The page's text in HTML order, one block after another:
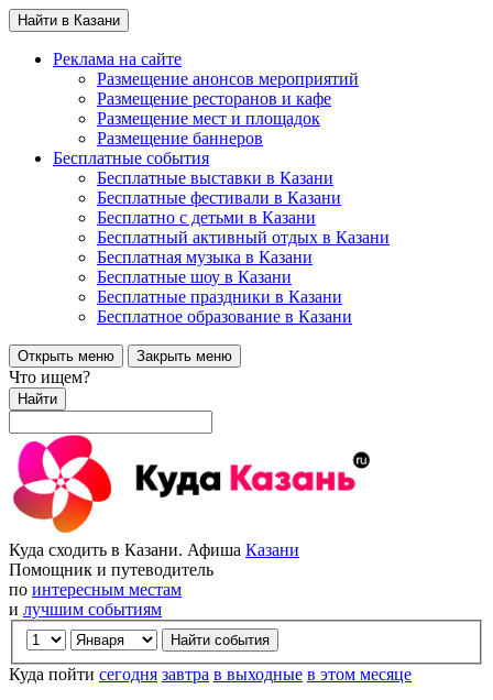
Найти в Казани
Реклама на сайте
Размещение анонсов мероприятий
Размещение ресторанов и кафе
Размещение мест и площадок
Размещение баннеров
Бесплатные события
Бесплатные выставки в Казани
Бесплатные фестивали в Казани
Бесплатно с детьми в Казани
Бесплатный активный отдых в Казани
Бесплатная музыка в Казани
Бесплатные шоу в Казани
Бесплатные праздники в Казани
Бесплатное образование в Казани
Открыть меню Закрыть меню
Что ищем?
Найти
Куда сходить в Казани. Афиша Казани
Помощник и путеводитель
по интересным местам
и лучшим событиям
Куда пойти сегодня завтра в выходные в этом месяце